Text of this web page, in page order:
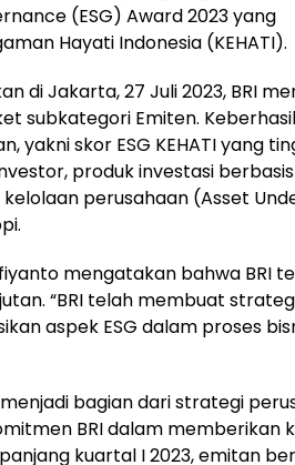
(ESG) Award 2023 yang
Hayati Indonesia (KEHATI).
di Jakarta, 27 Juli 2023, BRI
subkategori Emiten.
skor ESG KEHATI yang
produk investasi berbasis
perusahaan (Asset
mengatakan bahwa BRI
“BRI telah membuat
aspek ESG dalam proses
bagian dari strategi
BRI dalam memberikan
kuartal I 2023, emitan